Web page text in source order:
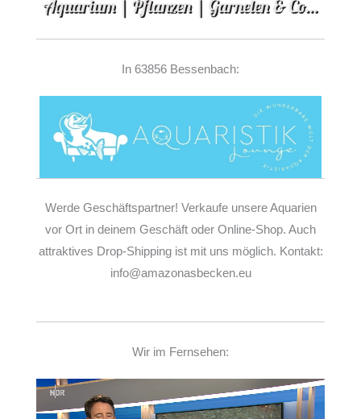
In 63856 Bessenbach:
Werde Geschäftspartner! Verkaufe unsere Aquarien
vor Ort in deinem Geschäft oder Online-Shop. Auch
attraktives Drop-Shipping ist mit uns möglich. Kontakt:
info@amazonasbecken.eu
Wir im Fernsehen:
Player